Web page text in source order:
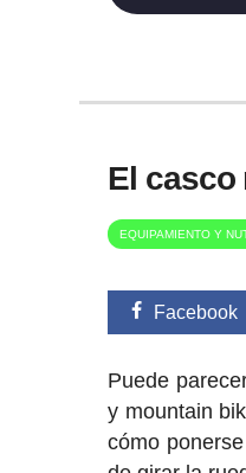
El casco
EQUIPAMIENTO Y
Facebook
Puede
y mountain
cómo